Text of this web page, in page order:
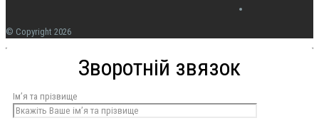
© Copyright 2026
Зворотній звязок
Ім’я та прізвище